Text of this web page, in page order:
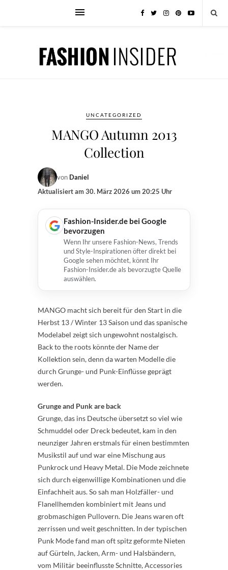
UNCATEGORIZED
MANGO Autumn 2013
Collection
von Daniel
Aktualisiert am30. März 2026 um 20:25 Uhr
Fashion-Insider.de bei Google
bevorzugen
Wenn Ihr unsere Fashion-News, Trends
und Style-Inspirationen öfter direkt bei
Google sehen möchtet, könnt Ihr
Fashion-Insider.de als bevorzugte Quelle
auswählen.
MANGO macht sich bereit für den Start in die
Herbst 13 / Winter 13 Saison und das spanische
Modelabel zeigt sich ungewohnt nostalgisch.
Back to the roots könnte der Name der
Kollektion sein, denn da warten Modelle die
durch Grunge- und Punk-Einflüsse geprägt
werden.
Grunge and Punk are back
Grunge, das ins Deutsche übersetzt so viel wie
Schmuddel oder Dreck bedeutet, kam in den
neunziger Jahren erstmals für einen bestimmten
Musikstil auf und war eine Mischung aus
Punkrock und Heavy Metal. Die Mode zeichnete
sich durch eigenwillige Kombinationen und die
Einfachheit aus. So sah man Holzfäller- und
Flanellhemden kombiniert mit Jeans und
grobmaschigen Pullovern. Die Jeans waren oft
zerrissen und weit geschnitten. In der typischen
Punk Mode fand man oft spitz geformte Nieten
auf Gürteln, Jacken, Arm- und Halsbändern,
vom Militär beeinflusste Schnitte, Accessories